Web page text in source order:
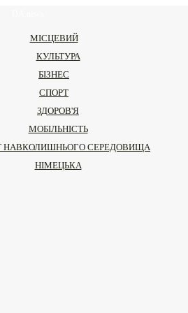
МІСЦЕВИЙ
КУЛЬТУРА
БІЗНЕС
СПОРТ
ЗДОРОВ'Я
МОБІЛЬНІСТЬ
НАВКОЛИШНЬОГО СЕРЕДОВИЩА
НІМЕЦЬКА